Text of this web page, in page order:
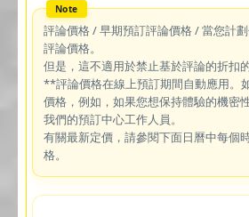
評論價格 / 早期預訂評論價格 / 當您計
評論價格。
但是，這不適用於禁止基於評論的折扣
**評論價格在線上預訂期間自動應用。
價格，例如，如果您想保持體驗的機密
我們的預訂中心工作人員。
有關最新定價，請參閱下面日曆中每個
格。